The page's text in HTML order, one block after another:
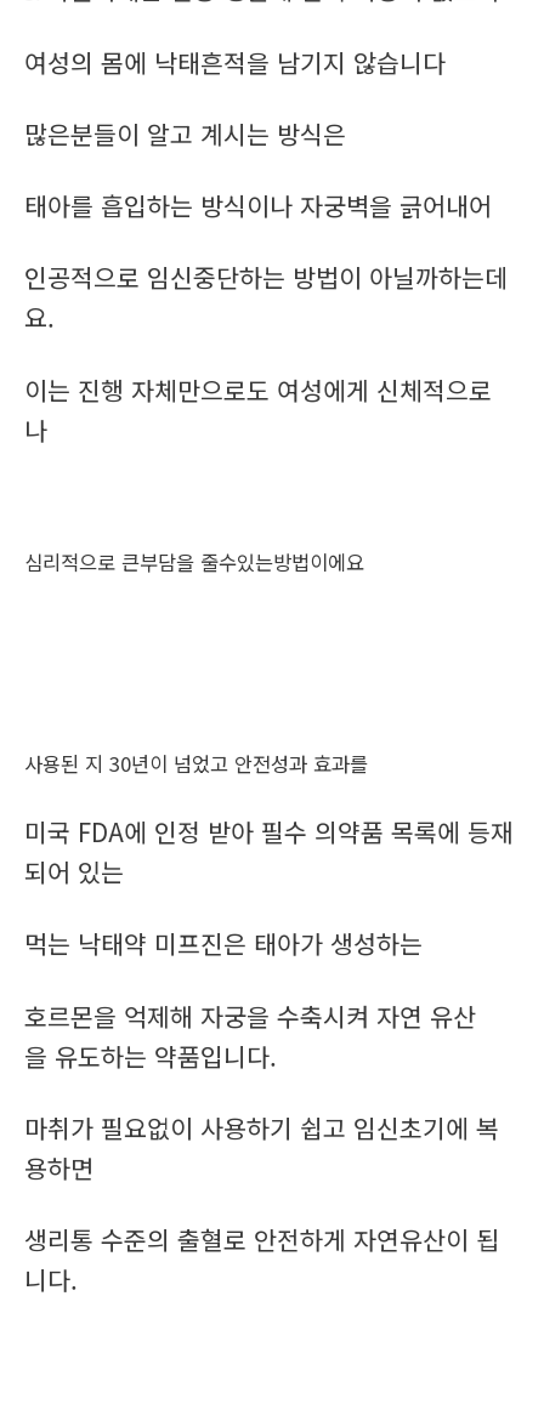
여성의 몸에 낙태흔적을 남기지 않습니다
많은분들이 알고 계시는 방식은
태아를 흡입하는 방식이나 자궁벽을 긁어내어
인공적으로 임신중단하는 방법이 아닐까하는데
요.
이는 진행 자체만으로도 여성에게 신체적으로
나
심리적으로 큰부담을 줄수있는방법이에요
사용된 지 30년이 넘었고 안전성과 효과를
미국 FDA에 인정 받아 필수 의약품 목록에 등재
되어 있는
먹는 낙태약 미프진은 태아가 생성하는
호르몬을 억제해 자궁을 수축시켜 자연 유산
을 유도하는 약품입니다.
마취가 필요없이 사용하기 쉽고 임신초기에 복
용하면
생리통 수준의 출혈로 안전하게 자연유산이 됩
니다.